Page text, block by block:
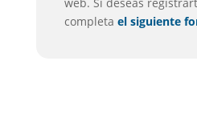
web. Si deseas
completa el siguiente